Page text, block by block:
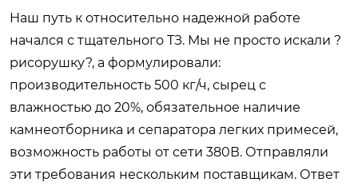
Наш путь к относительно надежной работе
начался с тщательного ТЗ. Мы не просто искали ?
рисорушку?, а формулировали:
производительность 500 кг/ч, сырец с
влажностью до 20%, обязательное наличие
камнеотборника и сепаратора легких примесей,
возможность работы от сети 380В. Отправляли
эти требования нескольким поставщикам. Ответ